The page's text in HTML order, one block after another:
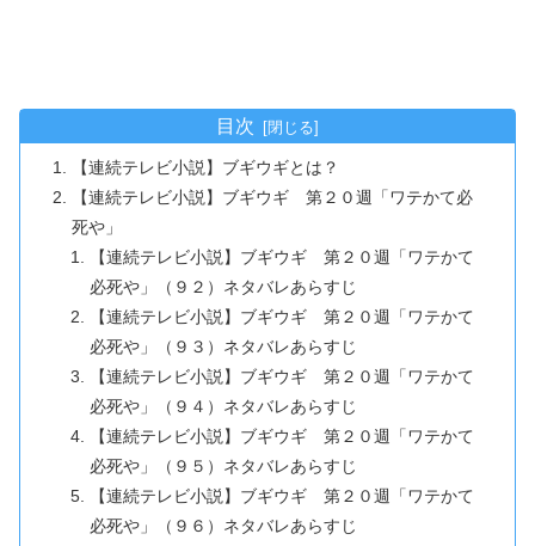
目次
【連続テレビ小説】ブギウギとは？
【連続テレビ小説】ブギウギ 第２０週「ワテかて必
死や」
【連続テレビ小説】ブギウギ 第２０週「ワテかて
必死や」（９２）ネタバレあらすじ
【連続テレビ小説】ブギウギ 第２０週「ワテかて
必死や」（９３）ネタバレあらすじ
【連続テレビ小説】ブギウギ 第２０週「ワテかて
必死や」（９４）ネタバレあらすじ
【連続テレビ小説】ブギウギ 第２０週「ワテかて
必死や」（９５）ネタバレあらすじ
【連続テレビ小説】ブギウギ 第２０週「ワテかて
必死や」（９６）ネタバレあらすじ